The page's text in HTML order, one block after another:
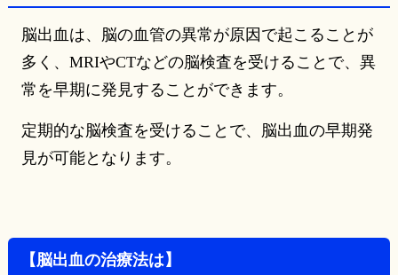
脳出血は、脳の血管の異常が原因で起こることが
多く、MRIやCTなどの脳検査を受けることで、異
常を早期に発見することができます。
定期的な脳検査を受けることで、脳出血の早期発
見が可能となります。
【脳出血の治療法は】